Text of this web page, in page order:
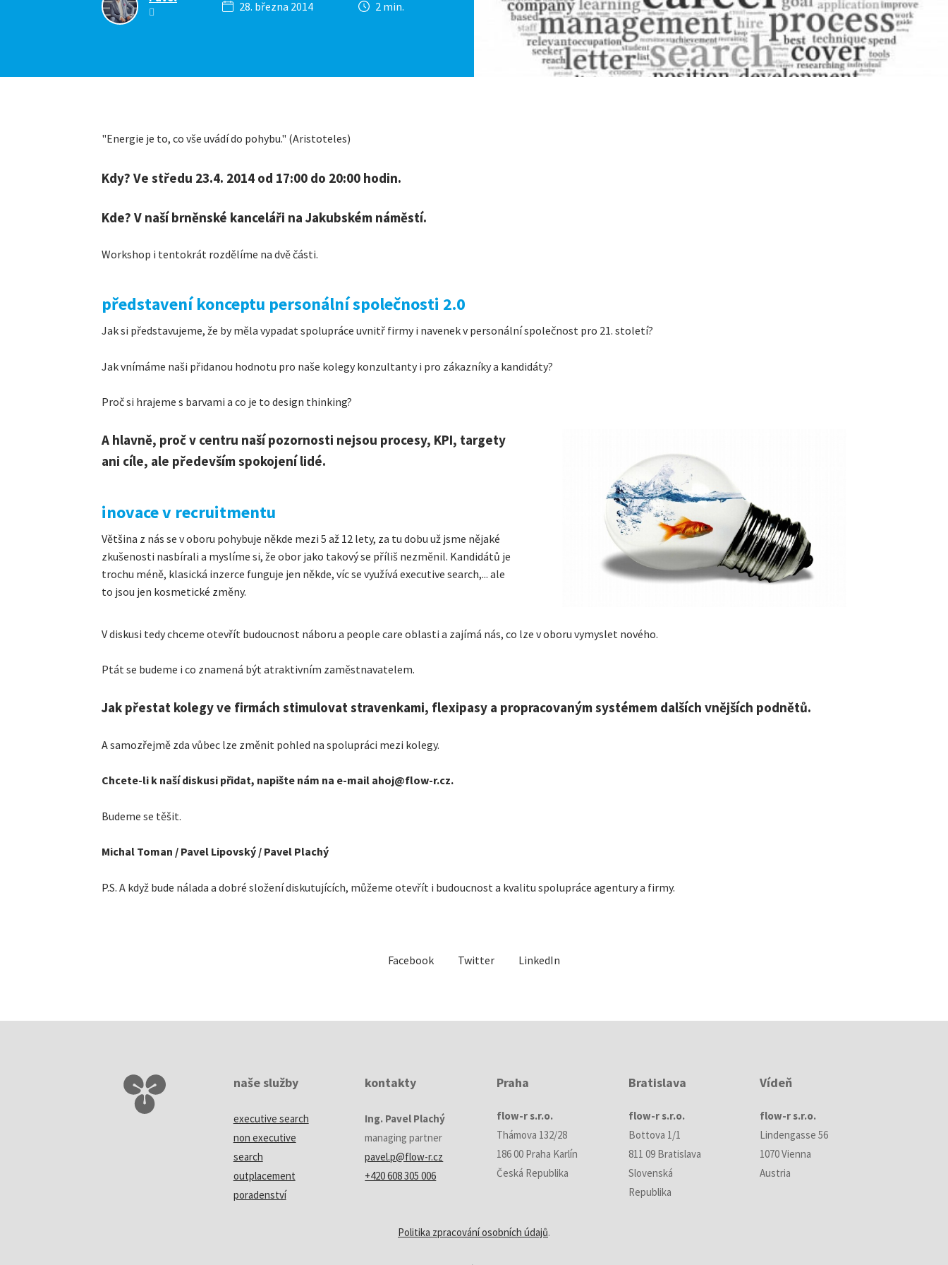
28. března 2014 2 min.
"Energie je to, co vše uvádí do pohybu." (Aristoteles)
Kdy? Ve středu 23.4. 2014 od 17:00 do 20:00 hodin.
Kde? V naší brněnské kanceláři na Jakubském náměstí.
Workshop i tentokrát rozdělíme na dvě části.
představení konceptu personální společnosti 2.0
Jak si představujeme, že by měla vypadat spolupráce uvnitř firmy i navenek v personální společnost pro 21. století?
Jak vnímáme naši přidanou hodnotu pro naše kolegy konzultanty i pro zákazníky a kandidáty?
Proč si hrajeme s barvami a co je to design thinking?
A hlavně, proč v centru naší pozornosti nejsou procesy, KPI, targety
ani cíle, ale především spokojení lidé.
inovace v recruitmentu
Většina z nás se v oboru pohybuje někde mezi 5 až 12 lety, za tu dobu už jsme nějaké
zkušenosti nasbírali a myslíme si, že obor jako takový se příliš nezměnil. Kandidátů je
trochu méně, klasická inzerce funguje jen někde, víc se využívá executive search,... ale
to jsou jen kosmetické změny.
V diskusi tedy chceme otevřít budoucnost náboru a people care oblasti a zajímá nás, co lze v oboru vymyslet nového.
Ptát se budeme i co znamená být atraktivním zaměstnavatelem.
Jak přestat kolegy ve firmách stimulovat stravenkami, flexipasy a propracovaným systémem dalších vnějších podnětů.
A samozřejmě zda vůbec lze změnit pohled na spolupráci mezi kolegy.
Chcete-li k naší diskusi přidat, napište nám na e-mail ahoj@flow-r.cz.
Budeme se těšit.
Michal Toman / Pavel Lipovský / Pavel Plachý
P.S. A když bude nálada a dobré složení diskutujících, můžeme otevřít i budoucnost a kvalitu spolupráce agentury a firmy.
Facebook Twitter LinkedIn
naše služby
executive search
non executive
search
outplacement
poradenství
kontakty
Ing. Pavel Plachý
managing partner
pavel.p@flow-r.cz
+420 608 305 006
Praha
flow-r s.r.o.
Thámova 132/28
186 00 Praha Karlín
Česká Republika
Bratislava
flow-r s.r.o.
Bottova 1/1
811 09 Bratislava
Slovenská
Republika
Vídeň
flow-r s.r.o.
Lindengasse 56
1070 Vienna
Austria
Politika zpracování osobních údajů.